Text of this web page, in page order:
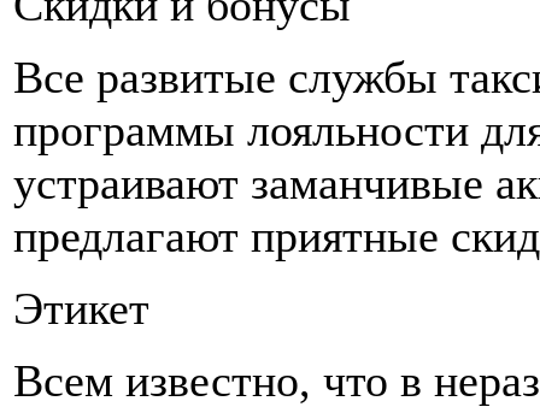
Все развитые службы
программы лояльности
устраивают заманчивые
предлагают приятные
Этикет
Всем известно, что в